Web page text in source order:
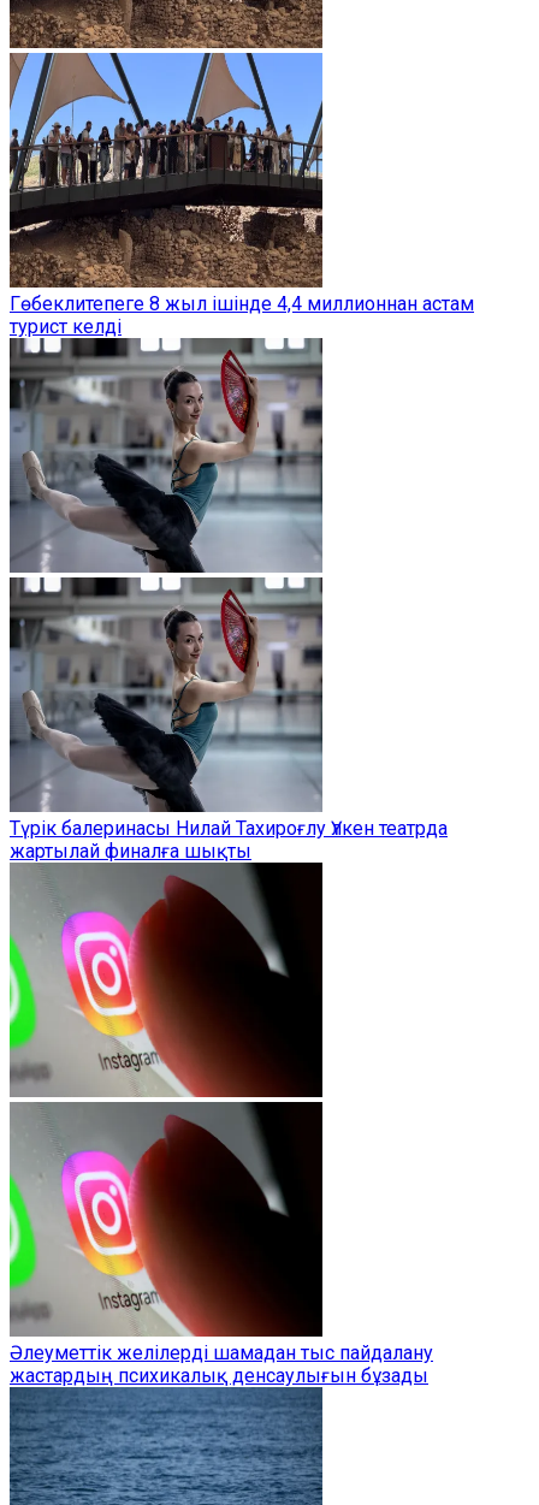
Гөбеклитепеге 8 жыл ішінде 4,4 миллионнан астам
турист келді
Түрік балеринасы Нилай Тахироғлу Үлкен театрда
жартылай финалға шықты
Әлеуметтік желілерді шамадан тыс пайдалану
жастардың психикалық денсаулығын бұзады